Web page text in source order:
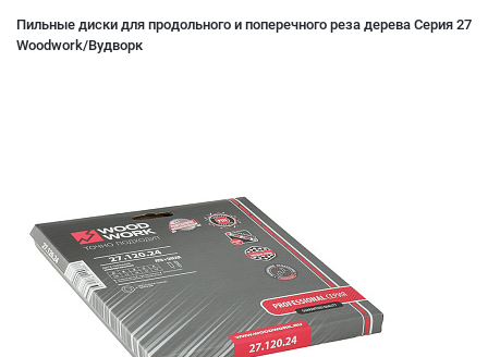
Пильные диски для продольного и поперечного реза дерева Серия 27
Woodwork/Вудворк